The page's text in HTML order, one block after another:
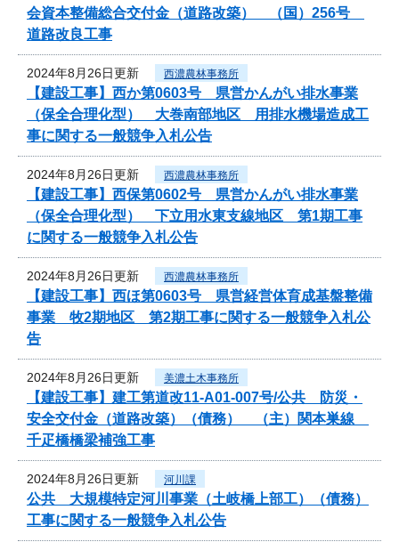
会資本整備総合交付金（道路改築） （国）256号
道路改良工事
2024年8月26日更新 西濃農林事務所
【建設工事】西か第0603号 県営かんがい排水事業
（保全合理化型） 大巻南部地区 用排水機場造成工
事に関する一般競争入札公告
2024年8月26日更新 西濃農林事務所
【建設工事】西保第0602号 県営かんがい排水事業
（保全合理化型） 下立用水東支線地区 第1期工事
に関する一般競争入札公告
2024年8月26日更新 西濃農林事務所
【建設工事】西ほ第0603号 県営経営体育成基盤整備
事業 牧2期地区 第2期工事に関する一般競争入札公
告
2024年8月26日更新 美濃土木事務所
【建設工事】建工第道改11-A01-007号/公共 防災・
安全交付金（道路改築）（債務） （主）関本巣線
千疋橋橋梁補強工事
2024年8月26日更新 河川課
公共 大規模特定河川事業（土岐橋上部工）（債務）
工事に関する一般競争入札公告